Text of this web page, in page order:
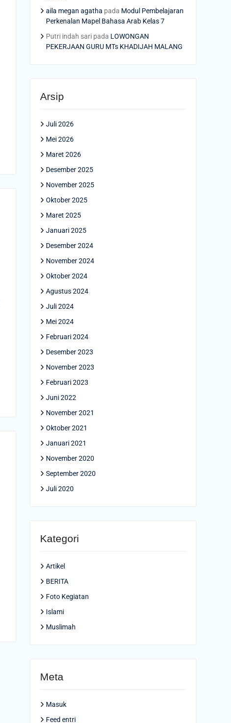
aila megan agatha pada Modul Pembelajaran
Perkenalan Mapel Bahasa Arab Kelas 7
Putri indah sari pada LOWONGAN
PEKERJAAN GURU MTs KHADIJAH MALANG
Arsip
Juli 2026
Mei 2026
Maret 2026
Desember 2025
November 2025
Oktober 2025
Maret 2025
Januari 2025
Desember 2024
November 2024
Oktober 2024
Agustus 2024
Juli 2024
Mei 2024
Februari 2024
Desember 2023
November 2023
Februari 2023
Juni 2022
November 2021
Oktober 2021
Januari 2021
November 2020
September 2020
Juli 2020
Kategori
Artikel
BERITA
Foto Kegiatan
Islami
Muslimah
Meta
Masuk
Feed entri